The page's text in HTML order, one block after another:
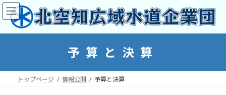
コ
ン
ン
ナ
ビ
ー
予算と決算
トップページ 情報公開 予算と決算